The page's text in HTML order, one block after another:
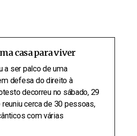
casa para viver
a ser palco de uma
defesa do direito à
decorreu no sábado, 29
cerca de 30 pessoas,
com várias